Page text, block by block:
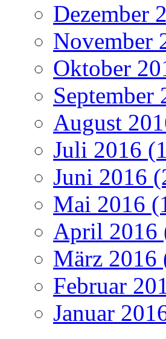
Dezember
November
Oktober
September
August
Juli 2016
Juni 2016
Mai 2016
April 2016
März 2016
Februar
Januar